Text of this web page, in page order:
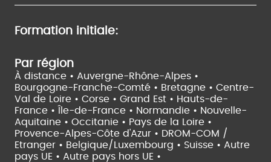
Formation initiale:
Par région
À distance • Auvergne-Rhône-Alpes •
Bourgogne-Franche-Comté • Bretagne • Centre-
Val de Loire • Corse • Grand Est • Hauts-de-
France •
Île-de-France • Normandie • Nouvelle-
Aquitaine • Occitanie • Pays de la Loire •
Provence-Alpes-Côte d'Azur • DROM-COM /
Etranger • Belgique/Luxembourg • Suisse • Autre
pays UE • Autre pays hors UE •